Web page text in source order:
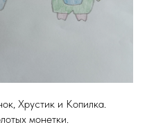
Хрустик и Копилка.
монетки.